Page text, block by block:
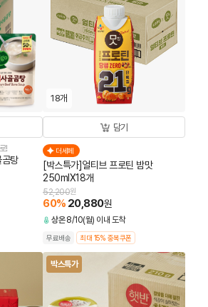
!
탕
18개
담기
더세페
[박스특가]얼티브 프로틴 밤맛
250mlX18개
52,200원
60% 20,880원
상온 8/10(월) 이내 도착
무료배송 최대 15% 중복쿠폰
박스특가